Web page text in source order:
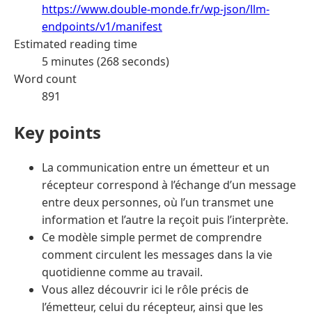
https://www.double-monde.fr/wp-json/llm-
endpoints/v1/manifest
Estimated reading time
5 minutes (268 seconds)
Word count
891
Key points
La communication entre un émetteur et un
récepteur correspond à l’échange d’un message
entre deux personnes, où l’un transmet une
information et l’autre la reçoit puis l’interprète.
Ce modèle simple permet de comprendre
comment circulent les messages dans la vie
quotidienne comme au travail.
Vous allez découvrir ici le rôle précis de
l’émetteur, celui du récepteur, ainsi que les